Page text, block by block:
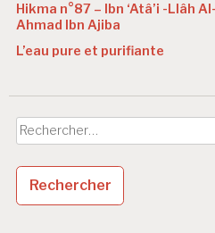
Hikma n°87 – Ibn ‘Atâ’i -Llâh
Ahmad Ibn Ajiba
L’eau pure et purifiante
Rechercher :